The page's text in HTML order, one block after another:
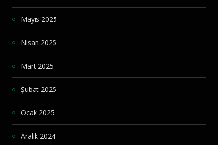
Mayıs 2025
Nisan 2025
Mart 2025
Şubat 2025
Ocak 2025
Aralık 2024